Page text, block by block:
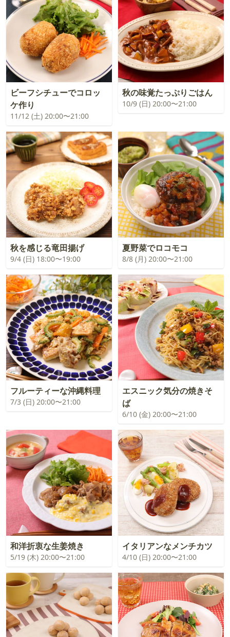
ビーフシチューでコロッ
ケ作り
11/12 (土) 20:00〜21:00
秋の味覚たっぷりごはん
10/9 (日) 20:00〜21:00
秋を感じる竜田揚げ
9/4 (日) 18:00〜19:00
夏野菜でロコモコ
8/8 (月) 20:00〜21:00
フルーティーな沖縄料理
7/3 (日) 20:00〜21:00
エスニック気分の焼きそ
ば
6/10 (金) 20:00〜21:00
和洋折衷な生姜焼き
5/19 (木) 20:00〜21:00
イタリアンなメンチカツ
4/10 (日) 20:00〜21:00